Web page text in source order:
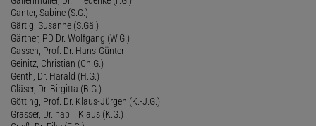
Ganter, Sabine (S.G.)
Gärtig, Susanne (S.Gä.)
Gärtner, PD Dr. Wolfgang (W.G.)
Gassen, Prof. Dr. Hans-Günter
Geinitz, Christian (Ch.G.)
Genth, Dr. Harald (H.G.)
Gläser, Dr. Birgitta (B.G.)
Götting, Prof. Dr. Klaus-Jürgen (K.-J.G.)
Grasser, Dr. habil. Klaus (K.G.)